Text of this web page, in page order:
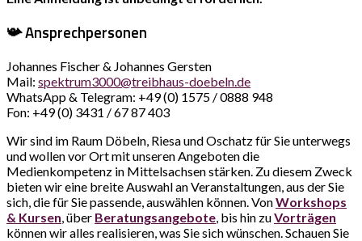
📯 Ansprechpersonen
Johannes Fischer & Johannes Gersten
Mail: spektrum3000@treibhaus-doebeln.de
WhatsApp & Telegram: +49 (0) 1575 / 0888 948
Fon: +49 (0) 3431 / 67 87 403
Wir sind im Raum Döbeln, Riesa und Oschatz für Sie unterwegs
und wollen vor Ort mit unseren Angeboten die
Medienkompetenz in Mittelsachsen stärken. Zu diesem Zweck
bieten wir eine breite Auswahl an Veranstaltungen, aus der Sie
sich, die für Sie passende, auswählen können. VonWorkshops
& Kursen, über Beratungsangebote, bis hin zuVorträgen
können wir alles realisieren, was Sie sich wünschen. Schauen Sie